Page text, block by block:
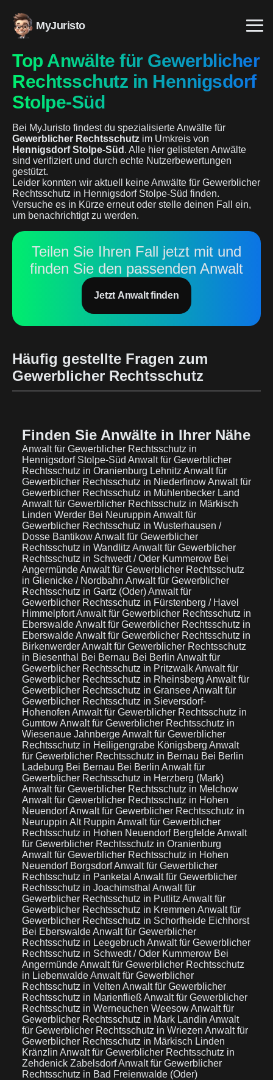
MyJuristo
Top Anwälte für Gewerblicher
Rechtsschutz in Hennigsdorf
Stolpe-Süd
Bei MyJuristo findest du spezialisierte Anwälte für
Gewerblicher Rechtsschutz im Umkreis von
Hennigsdorf Stolpe-Süd . Alle hier gelisteten Anwälte
sind verifiziert und durch echte Nutzerbewertungen
gestützt.
Leider konnten wir aktuell keine Anwälte für Gewerblicher
Rechtsschutz in Hennigsdorf Stolpe-Süd finden.
Versuche es in Kürze erneut oder stelle deinen Fall ein,
um benachrichtigt zu werden.
Teilen Sie Ihren Fall jetzt mit und
finden Sie den passenden Anwalt
Jetzt Anwalt finden
Häufig gestellte Fragen zum
Gewerblicher Rechtsschutz
Finden Sie Anwälte in Ihrer Nähe
Anwalt für Gewerblicher Rechtsschutz in
Hennigsdorf Stolpe-Süd Anwalt für Gewerblicher
Rechtsschutz in Oranienburg Lehnitz Anwalt für
Gewerblicher Rechtsschutz in NiederfinowAnwalt für
Gewerblicher Rechtsschutz in Mühlenbecker Land
Anwalt für Gewerblicher Rechtsschutz in Märkisch
Linden Werder Bei Neuruppin Anwalt für
Gewerblicher Rechtsschutz in Wusterhausen /
Dosse BantikowAnwalt für Gewerblicher
Rechtsschutz in Wandlitz Anwalt für Gewerblicher
Rechtsschutz in Schwedt / Oder Kummerow Bei
AngermündeAnwalt für Gewerblicher Rechtsschutz
in Glienicke / Nordbahn Anwalt für Gewerblicher
Rechtsschutz in Gartz (Oder)Anwalt für
Gewerblicher Rechtsschutz in Fürstenberg / Havel
HimmelpfortAnwalt für Gewerblicher Rechtsschutz in
EberswaldeAnwalt für Gewerblicher Rechtsschutz in
EberswaldeAnwalt für Gewerblicher Rechtsschutz in
BirkenwerderAnwalt für Gewerblicher Rechtsschutz
in Biesenthal Bei Bernau Bei Berlin Anwalt für
Gewerblicher Rechtsschutz in PritzwalkAnwalt für
Gewerblicher Rechtsschutz in Rheinsberg Anwalt für
Gewerblicher Rechtsschutz in GranseeAnwalt für
Gewerblicher Rechtsschutz in Sieversdorf-
Hohenofen Anwalt für Gewerblicher Rechtsschutz in
GumtowAnwalt für Gewerblicher Rechtsschutz in
Wiesenaue JahnbergeAnwalt für Gewerblicher
Rechtsschutz in Heiligengrabe Königsberg Anwalt
für Gewerblicher Rechtsschutz in Bernau Bei Berlin
Ladeburg Bei Bernau Bei Berlin Anwalt für
Gewerblicher Rechtsschutz in Herzberg (Mark)
Anwalt für Gewerblicher Rechtsschutz in Melchow
Anwalt für Gewerblicher Rechtsschutz in Hohen
NeuendorfAnwalt für Gewerblicher Rechtsschutz in
Neuruppin Alt Ruppin Anwalt für Gewerblicher
Rechtsschutz in Hohen Neuendorf BergfeldeAnwalt
für Gewerblicher Rechtsschutz in Oranienburg
Anwalt für Gewerblicher Rechtsschutz in Hohen
Neuendorf BorgsdorfAnwalt für Gewerblicher
Rechtsschutz in Panketal Anwalt für Gewerblicher
Rechtsschutz in Joachimsthal Anwalt für
Gewerblicher Rechtsschutz in Putlitz Anwalt für
Gewerblicher Rechtsschutz in Kremmen Anwalt für
Gewerblicher Rechtsschutz in Schorfheide Eichhorst
Bei EberswaldeAnwalt für Gewerblicher
Rechtsschutz in Leegebruch Anwalt für Gewerblicher
Rechtsschutz in Schwedt / Oder Kummerow Bei
AngermündeAnwalt für Gewerblicher Rechtsschutz
in LiebenwaldeAnwalt für Gewerblicher
Rechtsschutz in Velten Anwalt für Gewerblicher
Rechtsschutz in Marienfließ Anwalt für Gewerblicher
Rechtsschutz in Werneuchen WeesowAnwalt für
Gewerblicher Rechtsschutz in Mark Landin Anwalt
für Gewerblicher Rechtsschutz in Wriezen Anwalt für
Gewerblicher Rechtsschutz in Märkisch Linden
Kränzlin Anwalt für Gewerblicher Rechtsschutz in
Zehdenick ZabelsdorfAnwalt für Gewerblicher
Rechtsschutz in Bad Freienwalde (Oder)